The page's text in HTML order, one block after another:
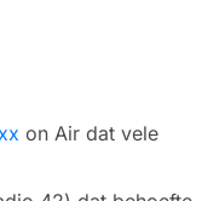
on Air dat vele